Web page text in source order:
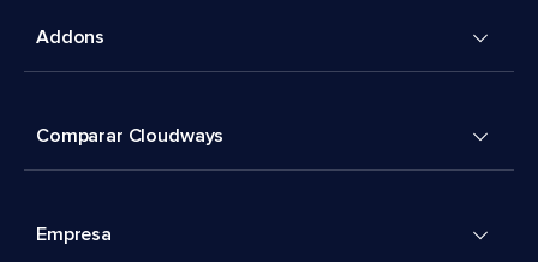
Addons
Comparar Cloudways
Empresa